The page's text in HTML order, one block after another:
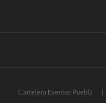
Cartelera Eventos Puebla